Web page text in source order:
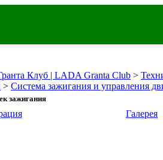
Клуб | LADA Granta Club >
> Система зажигания и управления
зажигания
Галерея